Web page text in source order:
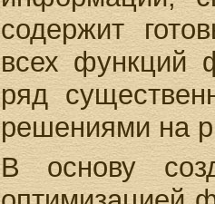
содержит
всех функций
ряд
решениями на
В основу